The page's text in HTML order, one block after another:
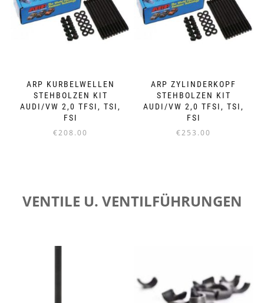
ARP KURBELWELLEN
STEHBOLZEN KIT
AUDI/VW 2,0 TFSI, TSI,
FSI
€208.00
ARP ZYLINDERKOPF
STEHBOLZEN KIT
AUDI/VW 2,0 TFSI, TSI,
FSI
€253.00
VENTILE U. VENTILFÜHRUNGEN